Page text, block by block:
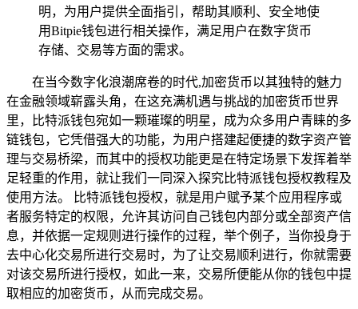
明，为用户提供全面指引，帮助其顺利、安全地使
用Bitpie钱包进行相关操作，满足用户在数字货币
存储、交易等方面的需求。
在当今数字化浪潮席卷的时代,加密货币以其独特的魅力
在金融领域崭露头角，在这充满机遇与挑战的加密货币世界
里，比特派钱包宛如一颗璀璨的明星，成为众多用户青睐的多
链钱包，它凭借强大的功能，为用户搭建起便捷的数字资产管
理与交易桥梁，而其中的授权功能更是在特定场景下发挥着举
足轻重的作用，就让我们一同深入探究比特派钱包授权教程及
使用方法。 比特派钱包授权，就是用户赋予某个应用程序或
者服务特定的权限，允许其访问自己钱包内部分或全部资产信
息，并依据一定规则进行操作的过程，举个例子，当你投身于
去中心化交易所进行交易时，为了让交易顺利进行，你就需要
对该交易所进行授权，如此一来，交易所便能从你的钱包中提
取相应的加密货币，从而完成交易。